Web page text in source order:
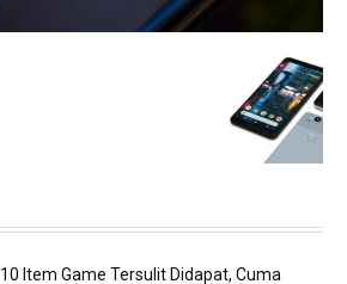
10 Item Game Tersulit Didapat, Cuma